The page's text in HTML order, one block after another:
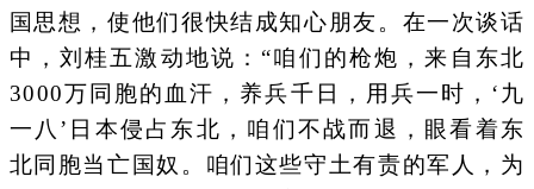
国思想，使他们很快结成知心朋友。在一次谈话
中，刘桂五激动地说：“咱们的枪炮，来自东北
3000万同胞的血汗，养兵千日，用兵一时，‘九
一八’日本侵占东北，咱们不战而退，眼看着东
北同胞当亡国奴。咱们这些守土有责的军人，为